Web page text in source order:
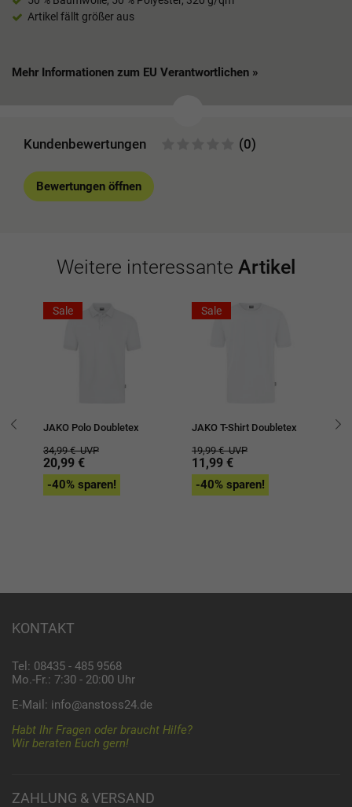
Artikel fällt größer aus
Mehr Informationen zum EU Verantwortlichen »
Kundenbewertungen (0)
Bewertungen öffnen
Weitere interessante Artikel
Sale
JAKO Polo Doubletex
34,99 €UVP
20,99 €
-40% sparen!
Sale
JAKO T-Shirt Doubletex
19,99 €UVP
11,99 €
-40% sparen!
KONTAKT
Tel: 08435 - 485 9568
Mo.-Fr.: 7:30 - 20:00 Uhr
E-Mail: info@anstoss24.de
Habt Ihr Fragen oder braucht Hilfe?
Wir beraten Euch gern!
ZAHLUNG & VERSAND